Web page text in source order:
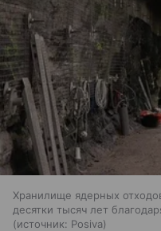
Хранилище ядерных
десятки тысяч лет
источник: Posiva